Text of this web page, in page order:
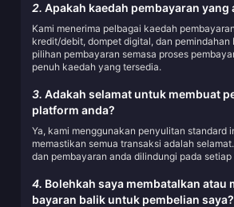
2. Apakah kaedah pembayaran yang
Kami menerima pelbagai kaedah
kredit/debit, dompet digital, dan pemindahan
pilihan pembayaran semasa proses
penuh kaedah yang tersedia.
3. Adakah selamat untuk membuat
platform anda?
Ya, kami menggunakan penyulitan standard
memastikan semua transaksi adalah
dan pembayaran anda dilindungi pada setiap
4. Bolehkah saya membatalkan atau
bayaran balik untuk pembelian saya?